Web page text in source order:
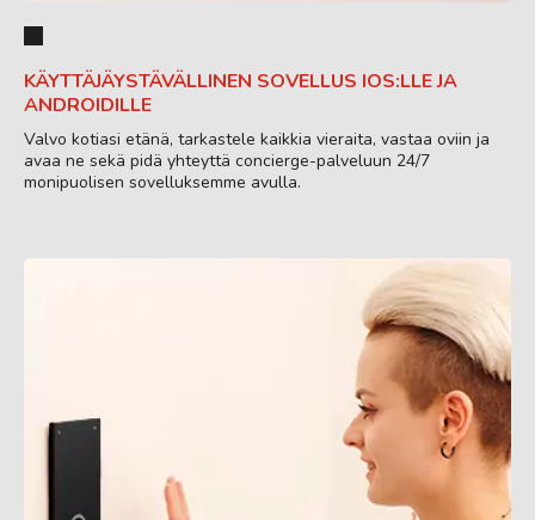
KÄYTTÄJÄYSTÄVÄLLINEN SOVELLUS IOS:LLE JA
ANDROIDILLE
Valvo kotiasi etänä, tarkastele kaikkia vieraita, vastaa oviin ja
avaa ne sekä pidä yhteyttä concierge-palveluun 24/7
monipuolisen sovelluksemme avulla.